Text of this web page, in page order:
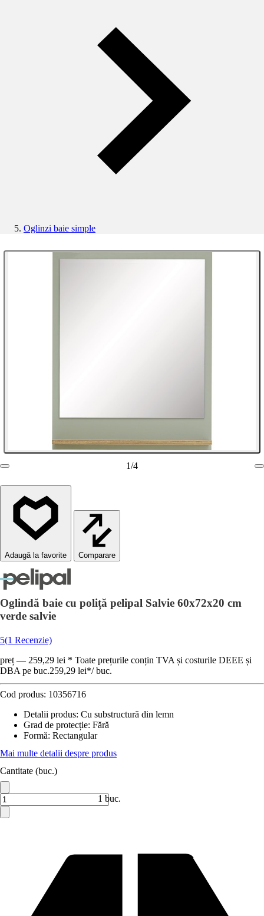
Oglinzi baie simple
1/4
Comparare
Oglindă baie cu poliță pelipal Salvie 60x72x20 cm
verde salvie
5(1 Recenzie)
preț — 259,29 lei * Toate prețurile conțin TVA și costurile DEEE și
DBA pe buc.259,29 lei*/ buc.
Cod produs: 10356716
Detalii produs: Cu substructură din lemn
Grad de protecție: Fără
Formă: Rectangular
Mai multe detalii despre produs
Cantitate (buc.)
1 buc.